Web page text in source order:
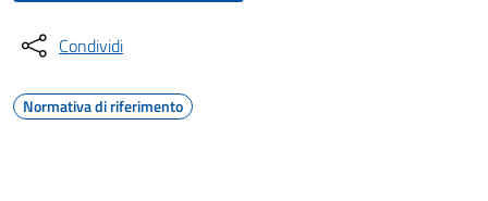
Condividi
Normativa di riferimento